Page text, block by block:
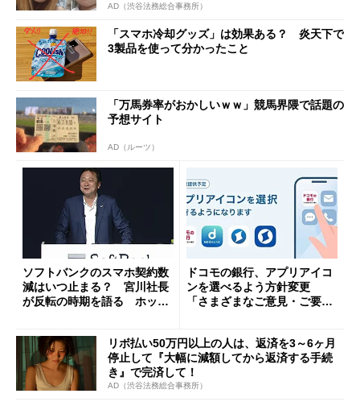
AD（渋谷法務総合事務所）
「スマホ冷却グッズ」は効果ある？ 炎天下で
3製品を使って分かったこと
「万馬券率がおかしいｗｗ」競馬界隈で話題の
予想サイト
AD（ルーツ）
ソフトバンクのスマホ契約数
減はいつ止まる？ 宮川社長
が反転の時期を語る ホッピ
ドコモの銀行、アプリアイコ
ンを選べるよう方針変更
「さまざまなご意見・ご要望
リボ払い50万円以上の人は、返済を3～6ヶ月
停止して『大幅に減額してから返済する手続
き』で完済して！
AD（渋谷法務総合事務所）